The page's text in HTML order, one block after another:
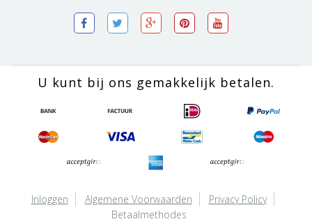
U kunt bij ons gemakkelijk betalen.
Inloggen Algemene Voorwaarden
Privacy Policy
Betaalmethodes